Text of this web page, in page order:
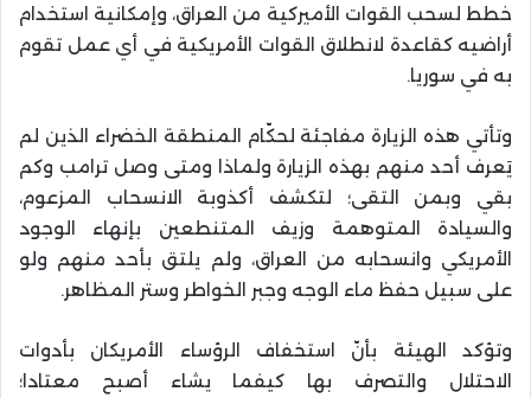
خطط لسحب القوات الأميركية من العراق، وإمكانية استخدام
أراضيه كقاعدة لانطلاق القوات الأمريكية في أي عمل تقوم
به في سوريا.
وتأتي هذه الزيارة مفاجئة لحكّام المنطقة الخضراء الذين لم
يَعرف أحد منهم بهذه الزيارة ولماذا ومتى وصل ترامب وكم
بقي وبمن التقى؛ لتكشف أكذوبة الانسحاب المزعوم،
والسيادة المتوهمة وزيف المتنطعين بإنهاء الوجود
الأمريكي وانسحابه من العراق، ولم يلتق بأحد منهم ولو
على سبيل حفظ ماء الوجه وجبر الخواطر وستر المظاهر.
وتؤكد الهيئة بأنّ استخفاف الرؤساء الأمريكان بأدوات
الاحتلال والتصرف بها كيفما يشاء أصبح معتادا؛